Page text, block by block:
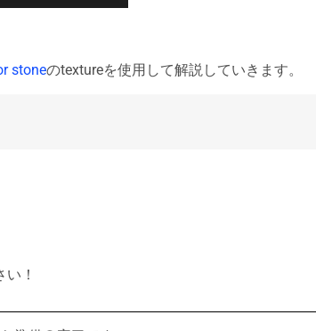
stoneのtextureを使用して解説していきます。
！